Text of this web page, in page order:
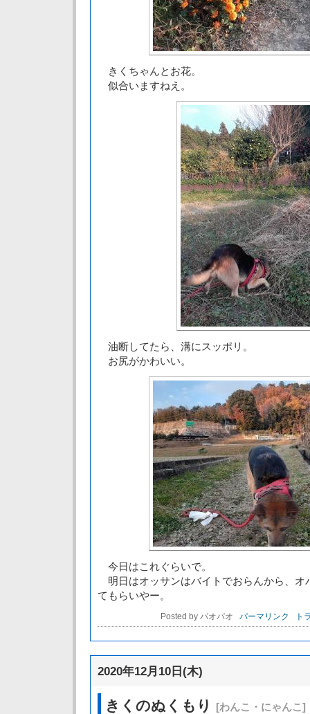
きくちゃんとお花。
似合いますねえ。
油断してたら、溝にスッポリ。
お尻がかわいい。
今日はこれぐらいで。
明日はオッサンはバイトでおらんから、オ
てもらいやー。
Posted by パオパオ パーマリンク ト
2020年12月10日(木)
きくのぬくもり [わんこ・にゃんこ]